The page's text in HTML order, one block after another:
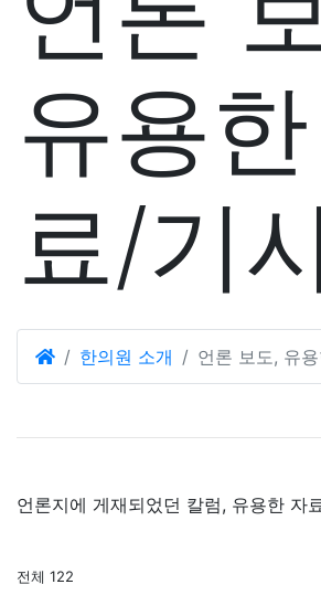
유용
료/기
한의원 소개 언론 보도, 유
언론지에 게재되었던 칼럼, 유용한 자
전체 122